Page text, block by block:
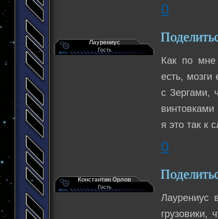
0
Лаурениус
Гость
Как по мне
есть,
с Зергами,
я это так к
0
Константин Орлов
Гость
Лаурениус
грузовики,